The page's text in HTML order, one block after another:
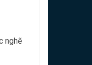
nghẽ